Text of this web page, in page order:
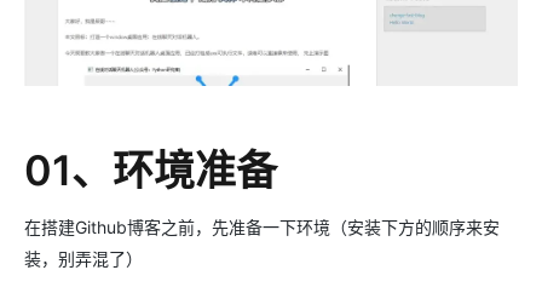
01、环境准备
在搭建Github博客之前，先准备一下环境（安装下方的顺序来安
装，别弄混了）